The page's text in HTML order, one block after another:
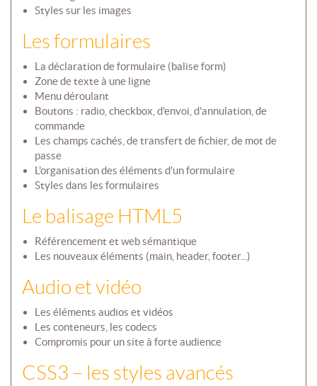
Styles sur les images
Les formulaires
La déclaration de formulaire (balise form)
Zone de texte à une ligne
Menu déroulant
Boutons : radio, checkbox, d'envoi, d'annulation, de
commande
Les champs cachés, de transfert de fichier, de mot de
passe
L'organisation des éléments d'un formulaire
Styles dans les formulaires
Le balisage HTML5
Référencement et web sémantique
Les nouveaux éléments (main, header, footer...)
Audio et vidéo
Les éléments audios et vidéos
Les conteneurs, les codecs
Compromis pour un site à forte audience
CSS3 – les styles avancés